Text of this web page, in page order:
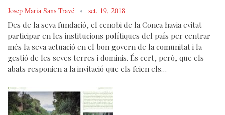
Josep Maria Sans Travé set. 19, 2018
Des de la seva fundació, el cenobi de la Conca havia evitat
participar en les institucions polítiques del país per centrar
més la seva actuació en el bon govern de la comunitat i la
gestió de les seves terres i dominis. És cert, però, que els
abats responien a la invitació que els feien els…